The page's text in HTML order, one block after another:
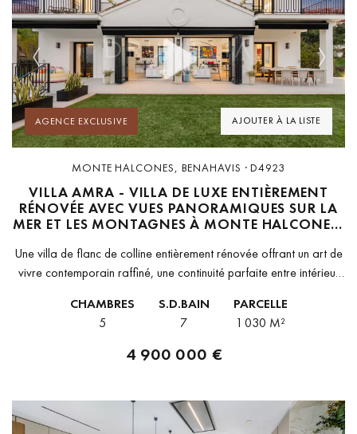
AJOUTER À LA LISTE
Previous Next
AGENCE EXCLUSIVE
MONTE HALCONES, BENAHAVIS · D4923
VILLA AMRA - VILLA DE LUXE ENTIÈREMENT
RÉNOVÉE AVEC VUES PANORAMIQUES SUR LA
MER ET LES MONTAGNES À MONTE HALCONES,
Une villa de flanc de colline entièrement rénovée offrant un art de
vivre contemporain raffiné, une continuité parfaite entre intérieur
résidentiel...
CHAMBRES
5
S.D.BAIN
7
PARCELLE
1 030 M²
4 900 000 €